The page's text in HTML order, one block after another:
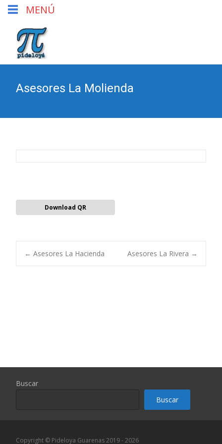
Asesores La Molienda
Download QR
Navegación
← Asesores La Hacienda Asesores La Rivera →
Buscar
Buscar
Copyright © Pideloya Guarenas 2019 - 2026
MENÚ